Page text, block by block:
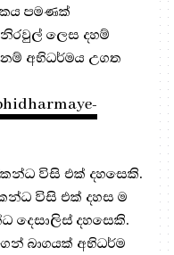
පමණක්
ලෙස දහම්
අභිධර්මය උගත
විසි එක් දහසෙකි.
විසි එක් දහස ම
දෙසාලිස් දහසෙකි.
බාගයක් අභිධර්ම